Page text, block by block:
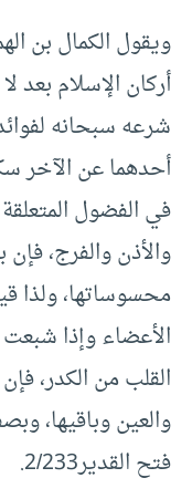
ويقول الكمال بن
أركان الإسلام بعد
شرعه سبحانه
أحدهما عن الآخر
في الفضول
والأذن والفرج،
محسوساتها، ولذا
الأعضاء وإذا
القلب من الكدر،
والعين وباقيها،
فتح القدير2/233.